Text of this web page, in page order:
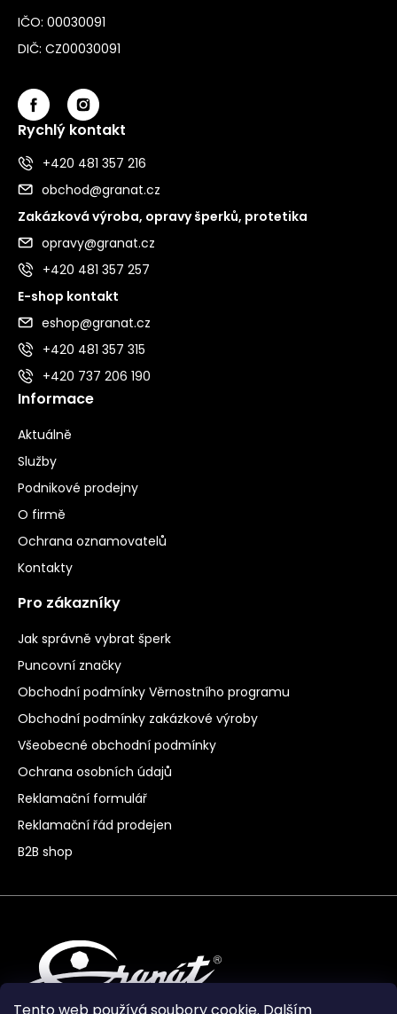
IČO: 00030091
DIČ: CZ00030091
Rychlý kontakt
+420 481 357 216
obchod@granat.cz
Zakázková výroba, opravy šperků, protetika
opravy@granat.cz
+420 481 357 257
E-shop kontakt
eshop@granat.cz
+420 481 357 315
+420 737 206 190
Informace
Aktuálně
Služby
Podnikové prodejny
O firmě
Ochrana oznamovatelů
Kontakty
Pro zákazníky
Jak správně vybrat šperk
Puncovní značky
Obchodní podmínky Věrnostního programu
Obchodní podmínky zakázkové výroby
Všeobecné obchodní podmínky
Ochrana osobních údajů
Reklamační formulář
Reklamační řád prodejen
B2B shop